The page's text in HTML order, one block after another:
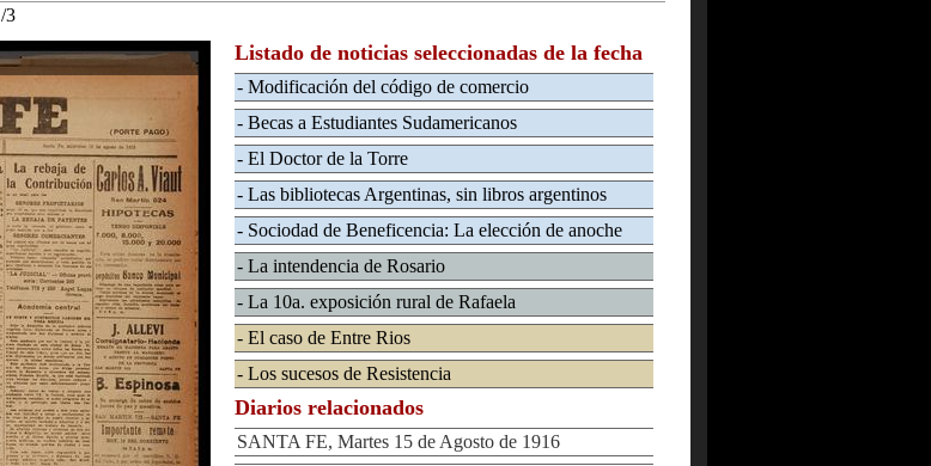
3
Listado de noticias seleccionadas de la fecha
- Modificación del código de comercio
- Becas a Estudiantes Sudamericanos
- El Doctor de la Torre
- Las bibliotecas Argentinas, sin libros argentinos
- Sociodad de Beneficencia: La elección de anoche
- La intendencia de Rosario
- La 10a. exposición rural de Rafaela
- El caso de Entre Rios
- Los sucesos de Resistencia
Diarios relacionados
SANTA FE, Martes 15 de Agosto de 1916